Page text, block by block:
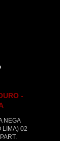
-
NEGA
LIMA) 02